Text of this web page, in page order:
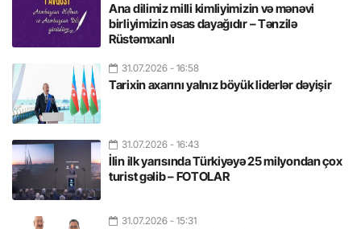
Ana dilimiz milli kimliyimizin və mənəvi
birliyimizin əsas dayağıdır – Tənzilə
Rüstəmxanlı
31.07.2026 - 16:58
Tarixin axarını yalnız böyük liderlər dəyişir
31.07.2026 - 16:43
İlin ilk yarısında Türkiyəyə 25 milyondan çox
turist gəlib – FOTOLAR
31.07.2026 - 15:31